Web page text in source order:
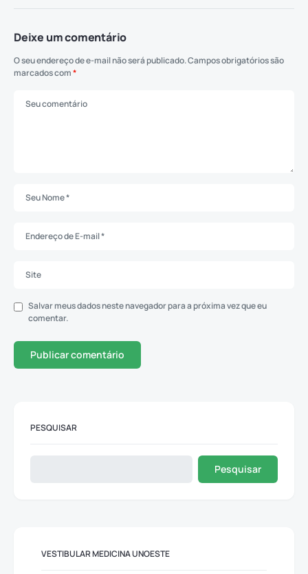
Deixe um comentário
O seu endereço de e-mail não será publicado.Campos obrigatórios são
marcados com*
Salvar meus dados neste navegador para a próxima vez que eu
comentar.
PESQUISAR
Pesquisar
VESTIBULAR MEDICINA UNOESTE